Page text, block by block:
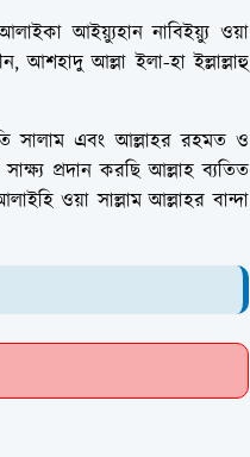
আইয়্যুহান নাবিইয়্যু ওয়া
আশহাদু আল্লা ইলা-হা ইল্লাল্লাহু
সালাম এবং আল্লাহর রহমত ও
প্রদান করছি আল্লাহ ব্যতিত
ওয়া সাল্লাম আল্লাহর বান্দা